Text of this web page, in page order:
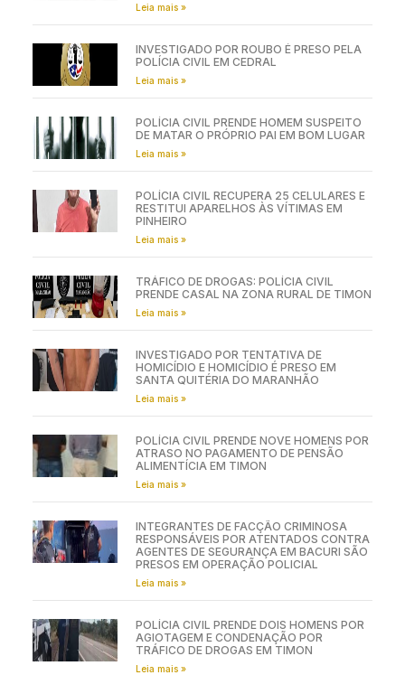
Leia mais »
INVESTIGADO POR ROUBO É PRESO PELA
POLÍCIA CIVIL EM CEDRAL
Leia mais »
POLÍCIA CIVIL PRENDE HOMEM SUSPEITO
DE MATAR O PRÓPRIO PAI EM BOM LUGAR
Leia mais »
POLÍCIA CIVIL RECUPERA 25 CELULARES E
RESTITUI APARELHOS ÀS VÍTIMAS EM
PINHEIRO
Leia mais »
TRÁFICO DE DROGAS: POLÍCIA CIVIL
PRENDE CASAL NA ZONA RURAL DE TIMON
Leia mais »
INVESTIGADO POR TENTATIVA DE
HOMICÍDIO E HOMICÍDIO É PRESO EM
SANTA QUITÉRIA DO MARANHÃO
Leia mais »
POLÍCIA CIVIL PRENDE NOVE HOMENS POR
ATRASO NO PAGAMENTO DE PENSÃO
ALIMENTÍCIA EM TIMON
Leia mais »
INTEGRANTES DE FACÇÃO CRIMINOSA
RESPONSÁVEIS POR ATENTADOS CONTRA
AGENTES DE SEGURANÇA EM BACURI SÃO
PRESOS EM OPERAÇÃO POLICIAL
Leia mais »
POLÍCIA CIVIL PRENDE DOIS HOMENS POR
AGIOTAGEM E CONDENAÇÃO POR
TRÁFICO DE DROGAS EM TIMON
Leia mais »